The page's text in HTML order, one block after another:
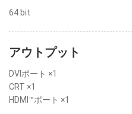
64 bit
アウトプット
DVIポート ×1
CRT ×1
HDMI™ポート ×1